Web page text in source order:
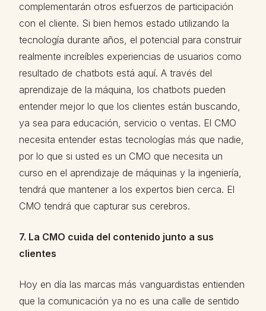
complementarán otros esfuerzos de participación
con el cliente. Si bien hemos estado utilizando la
tecnología durante años, el potencial para construir
realmente increíbles experiencias de usuarios como
resultado de chatbots está aquí. A través del
aprendizaje de la máquina, los chatbots pueden
entender mejor lo que los clientes están buscando,
ya sea para educación, servicio o ventas. El CMO
necesita entender estas tecnologías más que nadie,
por lo que si usted es un CMO que necesita un
curso en el aprendizaje de máquinas y la ingeniería,
tendrá que mantener a los expertos bien cerca. El
CMO tendrá que capturar sus cerebros.
7. La CMO cuida del contenido junto a sus
clientes
Hoy en día las marcas más vanguardistas entienden
que la comunicación ya no es una calle de sentido